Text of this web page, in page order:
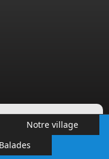
Notre village
Balades